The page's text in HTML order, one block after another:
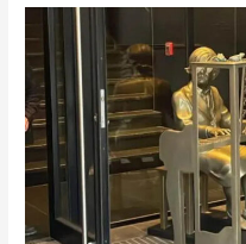
En
Día
del
Cuarteto,
la
figura
de
Leonor
Marzano